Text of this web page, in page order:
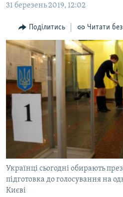
Перейти
пошуку
ПОГЛЯД
ІНТЕРВ'Ю
ВСЕ ЗА ДЕНЬ
СПЕЦПРОЕКТИ
ДЕПОРТАЦІЯ
ВІДЕОУРОКИ «ELIFBE»
СВІДЧЕННЯ ОКУПАЦІЇ
УКРАЇНСЬКА ПРОБЛЕМА КРИМУ
ІНФОГРАФІКА
ЯК ОБІЙТИ БЛОКУВАННЯ
Русский
Qırımtatar
ДОЛУЧАЙСЯ!
31 березень 2019, 12:02
Поділитись Читати
Українці сьогодні обирають
підготовка до голосування на
Києві